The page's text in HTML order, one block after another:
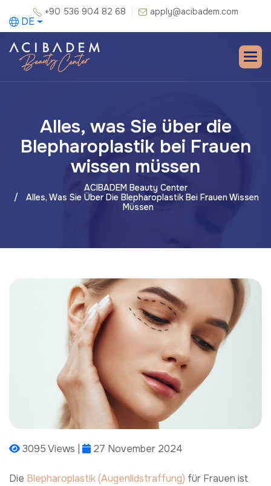
+90 536 904 82 68 apply@acibadem.com
DE
Alles, was Sie über die
Blepharoplastik bei Frauen
wissen müssen
ACIBADEM Beauty Center
Alles, Was Sie Über Die Blepharoplastik Bei Frauen Wissen
Müssen
3095 Views | 27 November 2024
Die Blepharoplastik (Augenlidstraffung) für Frauen ist